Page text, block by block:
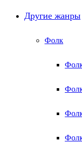
Другие жанры
Фолк